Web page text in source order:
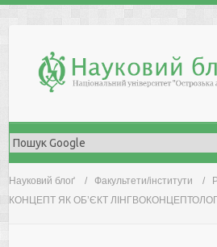
Науковий блоґ Факультети/інститути
КОНЦЕПТ ЯК ОБ’ЄКТ